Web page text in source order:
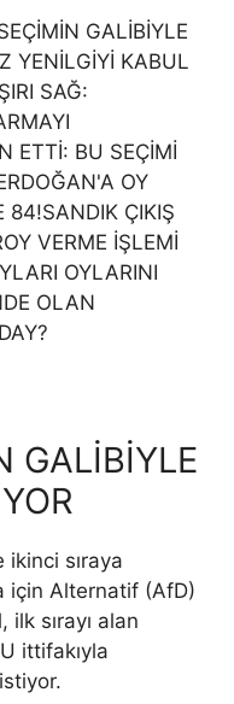
GALİBİYLE
YENİLGİYİ KABUL
SAĞ:
ETTİ: BU SEÇİMİ
OY
84!SANDIK ÇIKIŞ
VERME İŞLEMİ
OYLARINI
OLAN
GALİBİYLE
ikinci sıraya
için Alternatif (AfD)
sırayı alan
ittifakıyla